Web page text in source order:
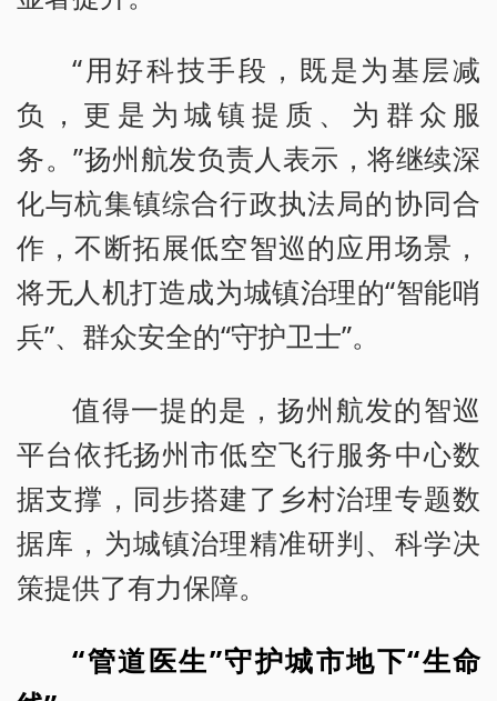
“用好科技手段，既是为基层减
负，更是为城镇提质、为群众服
务。”扬州航发负责人表示，将继续深
化与杭集镇综合行政执法局的协同合
作，不断拓展低空智巡的应用场景，
将无人机打造成为城镇治理的“智能哨
兵”、群众安全的“守护卫士”。
值得一提的是，扬州航发的智巡
平台依托扬州市低空飞行服务中心数
据支撑，同步搭建了乡村治理专题数
据库，为城镇治理精准研判、科学决
策提供了有力保障。
“管道医生”守护城市地下“生命